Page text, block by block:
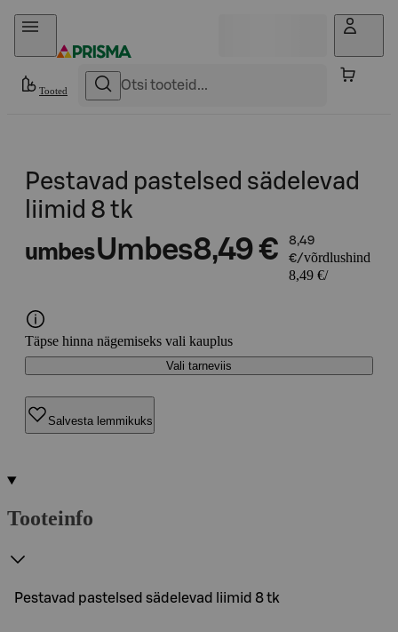
Otse sisu juurde
Tooted
Pestavad pastelsed sädelevad
liimid 8 tk
umbesUmbes8,49 €
8,49
€/võrdlushind
8,49 €/
Täpse hinna nägemiseks vali kauplus
Vali tarneviis
Salvesta lemmikuks
Tooteinfo
Pestavad pastelsed sädelevad liimid 8 tk